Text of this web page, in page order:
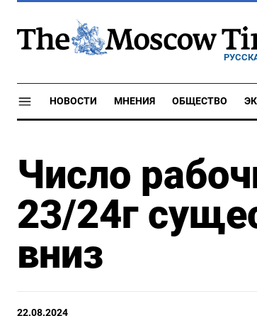
НОВОСТИ МНЕНИЯ ОБЩЕСТВО
Число
23/24г
вниз
22.08.2024